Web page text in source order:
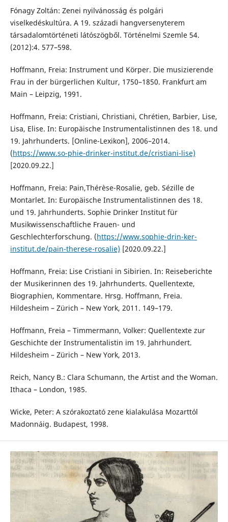
Fónagy Zoltán: Zenei nyilvánosság és polgári
viselkedéskultúra. A 19. századi hangversenyterem
társadalomtörténeti látószögből. Történelmi Szemle 54.
(2012):4. 577–598.
Hoffmann, Freia: Instrument und Körper. Die musizierende
Frau in der bürgerlichen Kultur, 1750–1850. Frankfurt am
Main – Leipzig, 1991.
Hoffmann, Freia: Cristiani, Christiani, Chrétien, Barbier, Lise,
Lisa, Elise. In: Europäische Instrumentalistinnen des 18. und
19. Jahrhunderts. [Online-Lexikon], 2006–2014.
(https://www.so-phie-drinker-institut.de/cristiani-lise)
[2020.09.22.]
Hoffmann, Freia: Pain,Thérèse-Rosalie, geb. Sézille de
Montarlet. In: Europäische Instrumentalistinnen des 18.
und 19. Jahrhunderts. Sophie Drinker Institut für
Musikwissenschaftliche Frauen- und
Geschlechterforschung. (https://www.sophie-drin-ker-
institut.de/pain-therese-rosalie) [2020.09.22.]
Hoffmann, Freia: Lise Cristiani in Sibirien. In: Reiseberichte
der Musikerinnen des 19. Jahrhunderts. Quellentexte,
Biographien, Kommentare. Hrsg. Hoffmann, Freia.
Hildesheim – Zürich – New York, 2011. 149–179.
Hoffmann, Freia – Timmermann, Volker: Quellentexte zur
Geschichte der Instrumentalistin im 19. Jahrhundert.
Hildesheim – Zürich – New York, 2013.
Reich, Nancy B.: Clara Schumann, the Artist and the Woman.
Ithaca – London, 1985.
Wicke, Peter: A szórakoztató zene kialakulása Mozarttól
Madonnáig. Budapest, 1998.